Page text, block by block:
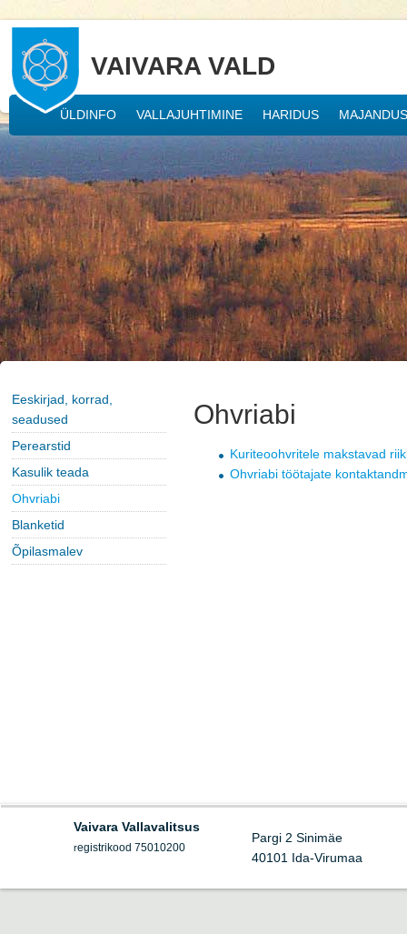
VAIVARA VALD
ÜLDINFO VALLAJUHTIMINE HARIDUS MAJANDUS
Eeskirjad, korrad,
seadused
Perearstid
Kasulik teada
Ohvriabi
Blanketid
Õpilasmalev
Ohvriabi
Kuriteoohvritele makstavad
Ohvriabi töötajate
Vaivara Vallavalitsus
registrikood 75010200
Pargi 2 Sinimäe
40101 Ida-Virumaa